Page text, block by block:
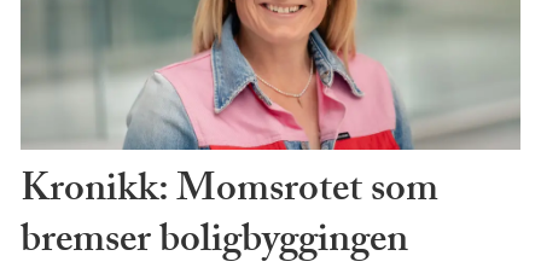
Kronikk: Momsrotet som
bremser boligbyggingen